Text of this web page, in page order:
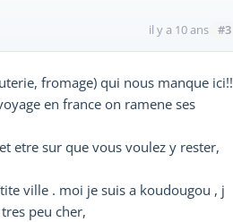
il y a 10 ans #3
fromage) qui nous manque ici!!
en france on ramene ses
etre sur que vous voulez y rester,
ville . moi je suis a koudougou , j
peu cher,